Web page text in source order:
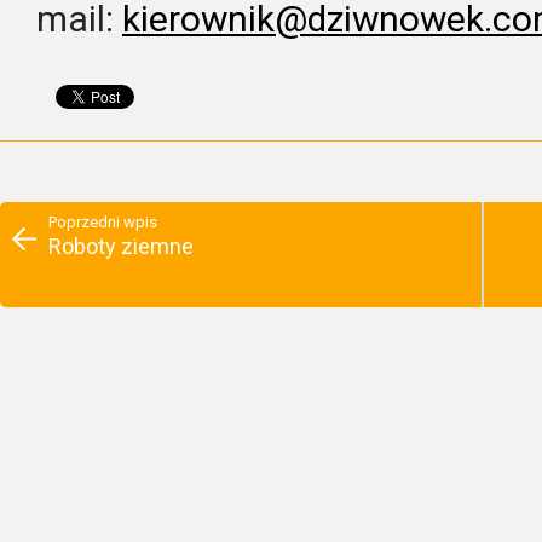
mail:
Poprzedni wpis
Roboty ziemne